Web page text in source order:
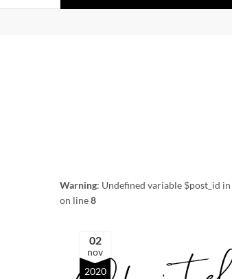
Warning: Undefined variable $post_id in
on line8
02
nov
2020